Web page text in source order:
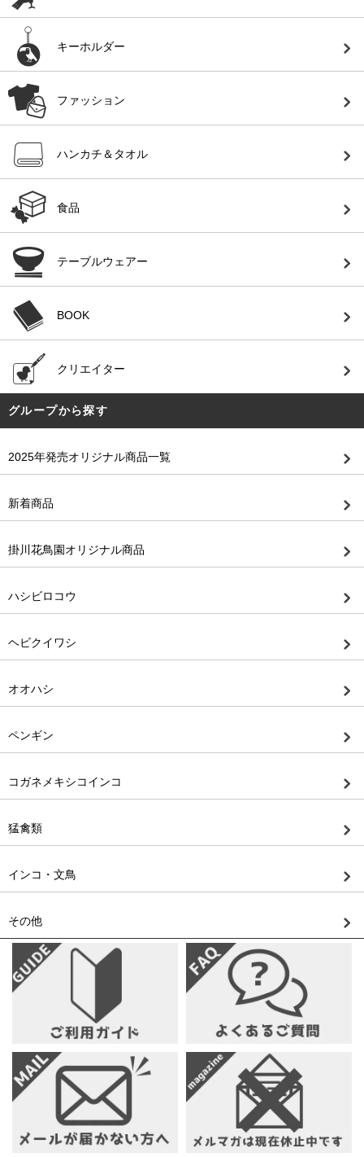
キーホルダー
ファッション
ハンカチ＆タオル
食品
テーブルウェアー
BOOK
クリエイター
グループから探す
2025年発売オリジナル商品一覧
新着商品
掛川花鳥園オリジナル商品
ハシビロコウ
ヘビクイワシ
オオハシ
ペンギン
コガネメキシコインコ
猛禽類
インコ・文鳥
その他